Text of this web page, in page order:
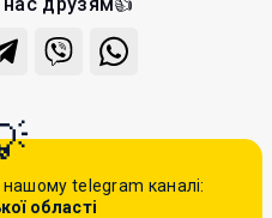
telegram каналі:
області